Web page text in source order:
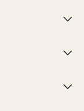


